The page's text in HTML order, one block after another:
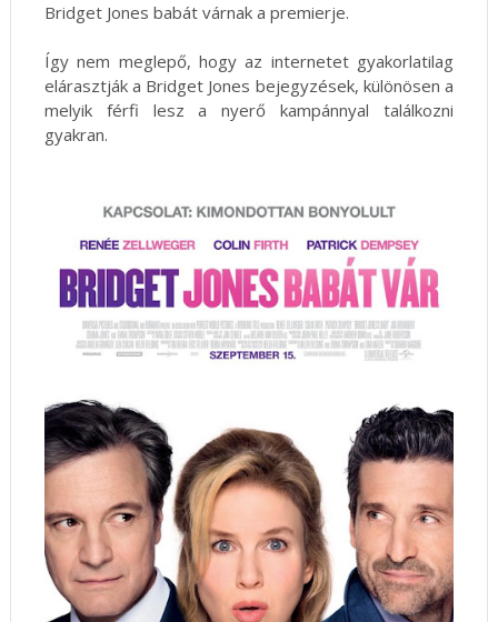
Bridget Jones babát várnak a premierje.
Így nem meglepő, hogy az internetet gyakorlatilag
elárasztják a Bridget Jones bejegyzések, különösen a
melyik férfi lesz a nyerő kampánnyal találkozni
gyakran.